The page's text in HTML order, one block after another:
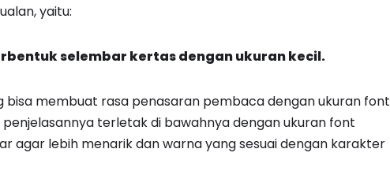
yaitu:
selembar kertas dengan ukuran kecil.
bisa membuat rasa penasaran pembaca dengan ukuran font
terletak di bawahnya dengan ukuran font
agar lebih menarik dan warna yang sesuai dengan karakter